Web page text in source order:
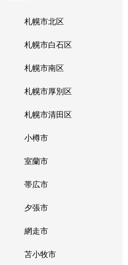
新道東
新道東
新道東
新道東
北34条
北34条
新道東
新道東
新道東
新道東
麻生
札幌市北区
札幌市白石区
札幌市南区
札幌市厚別区
札幌市清田区
小樽市
室蘭市
帯広市
夕張市
網走市
苫小牧市